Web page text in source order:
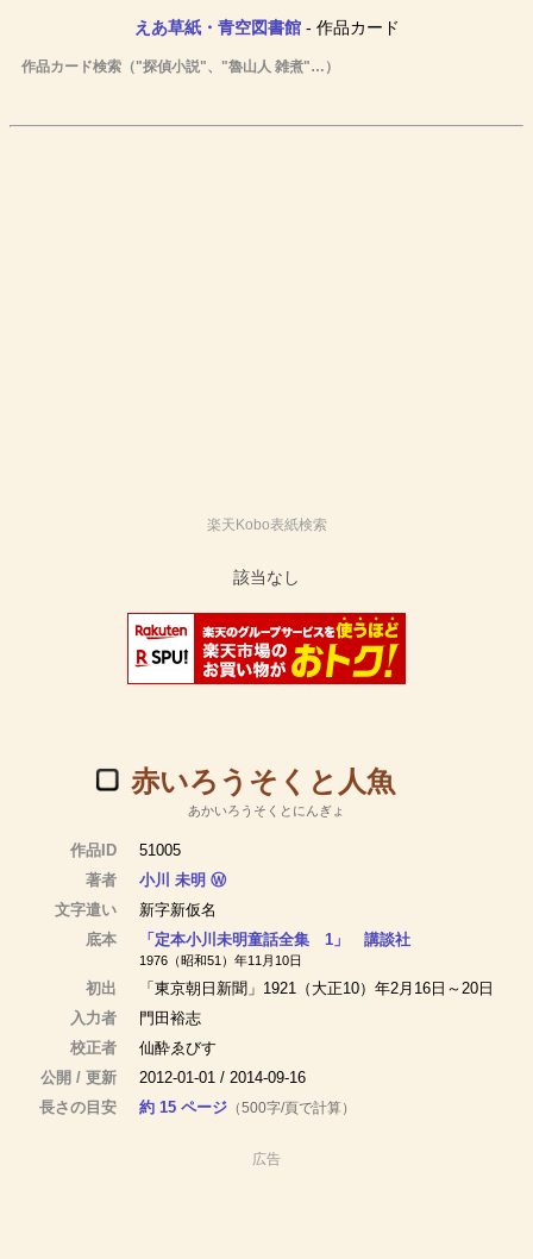
えあ草紙・青空図書館- 作品カード
作品カード検索（"探偵小説"、"魯山人 雑煮"…）
楽天Kobo表紙検索
赤いろうそくと人魚
あかいろうそくとにんぎょ
作品ID
51005
著者
小川 未明 Ⓦ
文字遣い
新字新仮名
底本
「定本小川未明童話全集 1」 講談社
1976（昭和51）年11月10日
初出
「東京朝日新聞」1921（大正10）年2月16日～20日
入力者
門田裕志
校正者
仙酔ゑびす
公開 / 更新
2012-01-01 / 2014-09-16
長さの目安
約 15 ページ （500字/頁で計算）
広告